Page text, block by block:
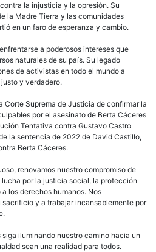
la injusticia y la opresión. Su
la Madre Tierra y las comunidades
en un faro de esperanza y cambio.
a poderosos intereses que
naturales de su país. Su legado
de activistas en todo el mundo a
y verdadero.
Corte Suprema de Justicia de confirmar la
por el asesinato de Berta Cáceres
Tentativa contra Gustavo Castro
la sentencia de 2022 de David Castillo,
Berta Cáceres.
renovamos nuestro compromiso de
por la justicia social, la protección
los derechos humanos. Nos
y a trabajar incansablemente por
iluminando nuestro camino hacia un
sean una realidad para todos.